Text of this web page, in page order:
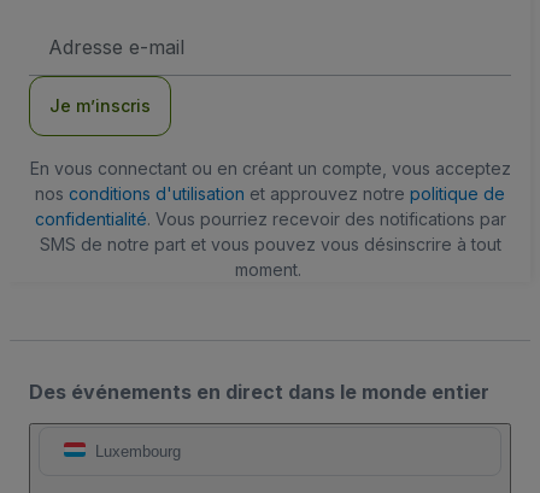
e-
Je m’inscris
En vous connectant ou en créant un compte, vous acceptez
nos conditions d'utilisation et approuvez notre politique de
confidentialité. Vous pourriez recevoir des notifications par
SMS de notre part et vous pouvez vous désinscrire à tout
moment.
Des événements en direct dans le monde entier
Luxembourg